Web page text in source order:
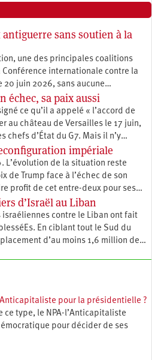
sans soutien à la
une des principales coalitions
Conférence internationale contre la
20 juin 2026, sans aucune…
échec, sa paix aussi
ce qu’il a appelé « l’accord de
au château de Versailles le 17 juin,
chefs d’État du G7. Mais il n’y…
impériale
L’évolution de la situation reste
de Trump face à l’échec de son
profit de cet entre-deux pour ses…
d’Israël au Liban
contre le Liban ont fait
En ciblant tout le Sud du
d’au moins 1,6 million de…
pour la présidentielle ?
ce type, le NPA-l’Anticapitaliste
pour décider de ses